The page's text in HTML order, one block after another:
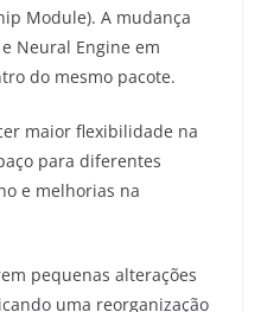
Module). A mudança
Neural Engine em
do mesmo pacote.
maior flexibilidade na
para diferentes
e melhorias na
pequenas alterações
uma reorganização